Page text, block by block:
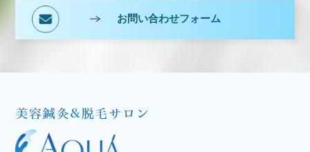
お問い合わせフォーム